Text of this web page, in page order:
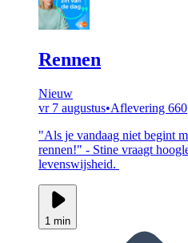
Rennen
Nieuw
vr 7 augustus•Aflevering 660
"Als je vandaag niet begint
rennen!" - Stine vraagt
levenswijsheid.
1 min